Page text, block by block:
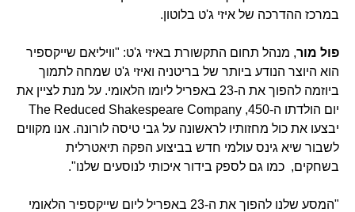
במרכז ההדרכה של איזי ג'ט בלוטון.
פול מור, מנהל תחום התקשורת באיזי ג'ט: "וויליאם שייקספיר
הוא היוצר הנודע ביותר של בריטניה ואיזי ג'ט שמחה לתמוך
ביוזמה להפוך את ה-23 באפריל ליומו הלאומי. על מנת לציין את
יום הולדתו ה-450, The Reduced Shakespeare Company
יבצעו את כול מחזותיו לראשונה על גבי טיסה לורונה. אנו מקווים
לשבור שיא גינס עולמי חדש בביצוע הפקה תיאטרלית
בשחקים, כמו גם לספק בידור איכותי לנוסעים שלנו".
"המסע שלנו להפוך את ה-23 באפריל ליום שייקספיר הלאומי